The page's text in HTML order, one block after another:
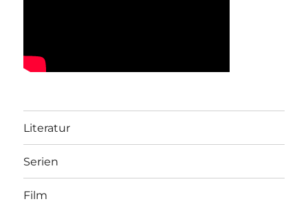
Literatur
Serien
Film